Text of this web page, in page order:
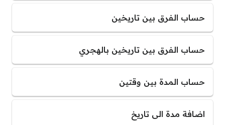
حساب الفرق بين تاريخين
حساب الفرق بين تاريخين بالهجري
حساب المدة بين وقتين
اضافة مدة الى تاريخ